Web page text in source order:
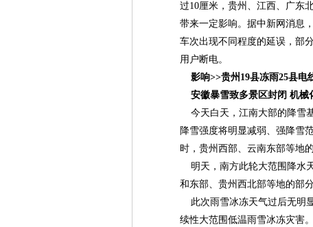
过10厘米，贵州、江西、广东
带来一定影响。据中新网消息
车次出现不同程度的延误，部
用户断电。
影响>>贵州19县冻雨25县电
安徽暴雪致多景区封闭 机械
今天白天，江南大部的降雪
降雪强度将明显减弱、强降雪
时，贵州西部、云南东部等地
明天，南方此轮大范围降水
和东部、贵州西北部等地的部
此次雨雪冰冻天气过后无明
续性大范围低温雨雪冰冻灾害。